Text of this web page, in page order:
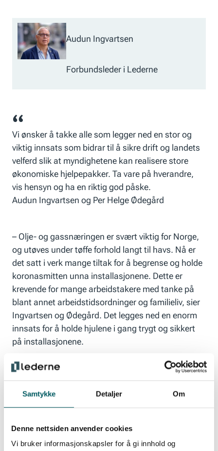
Samtykke Detaljer Om
Denne nettsiden anvender cookies
Vi bruker informasjonskapsler for å gi innhold og
Audun Ingvartsen
Forbundsleder i Lederne
Vi ønsker å takke alle som legger ned en stor og
viktig innsats som bidrar til å sikre drift og landets
velferd slik at myndighetene kan realisere store
økonomiske hjelpepakker. Ta vare på hverandre,
vis hensyn og ha en riktig god påske.
Audun Ingvartsen og Per Helge Ødegård
– Olje- og gassnæringen er svært viktig for Norge,
og utøves under tøffe forhold langt til havs. Nå er
det satt i verk mange tiltak for å begrense og holde
koronasmitten unna installasjonene. Dette er
krevende for mange arbeidstakere med tanke på
blant annet arbeidstidsordninger og familieliv, sier
Ingvartsen og Ødegård. Det legges ned en enorm
innsats for å holde hjulene i gang trygt og sikkert
på installasjonene.
Per Helge Ødegård